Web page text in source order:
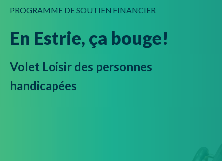
PROGRAMME DE SOUTIEN FINANCIER
En Estrie, ça bouge!
Volet Loisir des personnes
handicapées